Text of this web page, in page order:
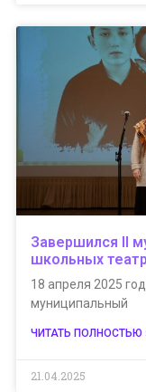
Завершился II
школьных
18 апреля 2025
муниципальный
ЧИТАТЬ ПОЛНОСТЬЮ
21.04.2025